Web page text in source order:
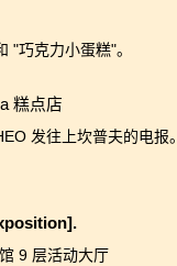
"巧克力小蛋糕"。
糕点店
发往上坎普夫的电报。
9 层活动大厅